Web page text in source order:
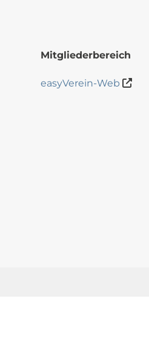
Mitgliederbereich
easyVerein-Web